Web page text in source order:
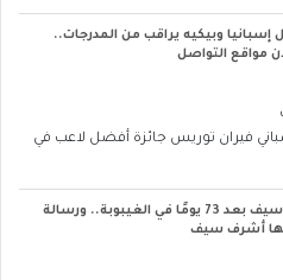
إسبانيا وبيكيه يراقب من المدرجات..
مواقع التواصل
فيران توريس جائزة أفضل لاعب في
وفاة إيمان وحيد سيف بعد 73 يومًا في الغيبوبة.. ورسالة
أشرف سيف